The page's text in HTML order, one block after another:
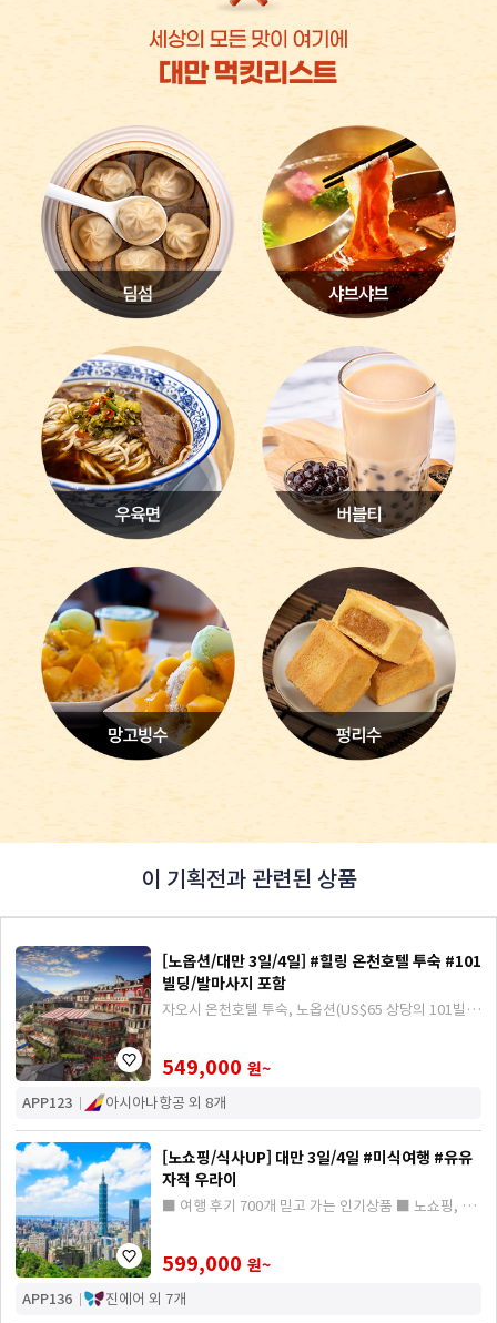
이 기획전과 관련된 상품
[노옵션/대만 3일/4일] #힐링 온천호텔 투숙 #101
빌딩/발마사지 포함
자오시 온천호텔 투숙, 노옵션(US$65 상당의 101빌
549,000 원~
APP123 아시아나항공 외 8개
[노쇼핑/식사UP] 대만 3일/4일 #미식여행 #유유
자적 우라이
■ 여행 후기 700개 믿고 가는 인기상품 ■ 노쇼핑, 우
599,000 원~
APP136 진에어 외 7개